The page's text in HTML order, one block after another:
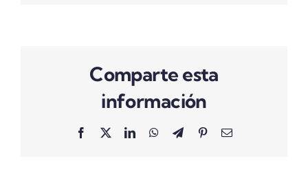
Comparte esta
información
Facebook
X LinkedInWhatsAppTelegramPinterestCorreo